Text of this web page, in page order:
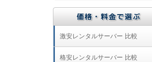
激安レンタルサーバー 比較
格安レンタルサーバー 比較